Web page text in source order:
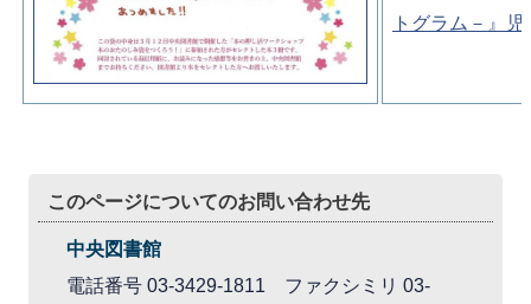
トグラム－』
このページについてのお問い合わせ先
中央図書館
電話番号 03-3429-1811 ファクシミリ 03-